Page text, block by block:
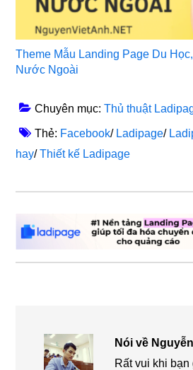
Theme Mẫu Landing Page Du
Nước Ngoài
Chuyên mục:Thủ thuật
Thẻ: Facebook/ Ladipage/
hay/Thiết kế Ladipage
Nói về
Rất vui khi